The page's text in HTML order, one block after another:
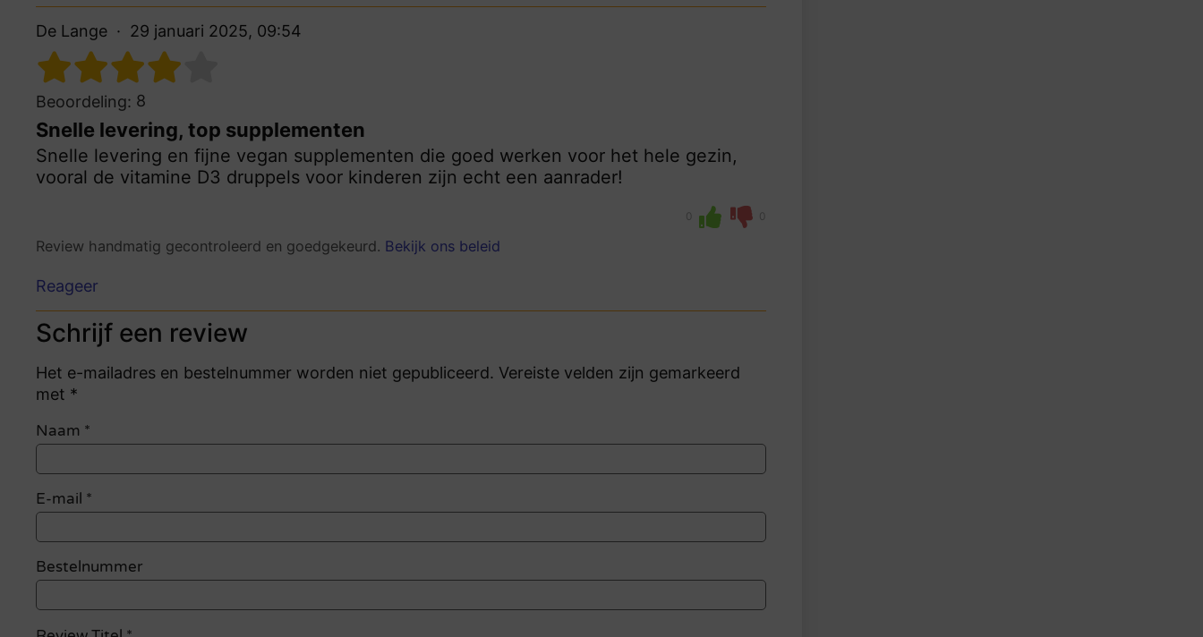
De Lange 29 januari 2025, 09:54
Beoordeling: 8
Snelle levering, top supplementen
Snelle levering en fijne vegan supplementen die goed werken voor het hele gezin,
vooral de vitamine D3 druppels voor kinderen zijn echt een aanrader!
0 0
Review handmatig gecontroleerd en goedgekeurd. Bekijk ons beleid
Reageer
Schrijf een review
Het e-mailadres en bestelnummer worden niet gepubliceerd. Vereiste velden zijn gemarkeerd
met *
Naam *
E-mail *
Bestelnummer